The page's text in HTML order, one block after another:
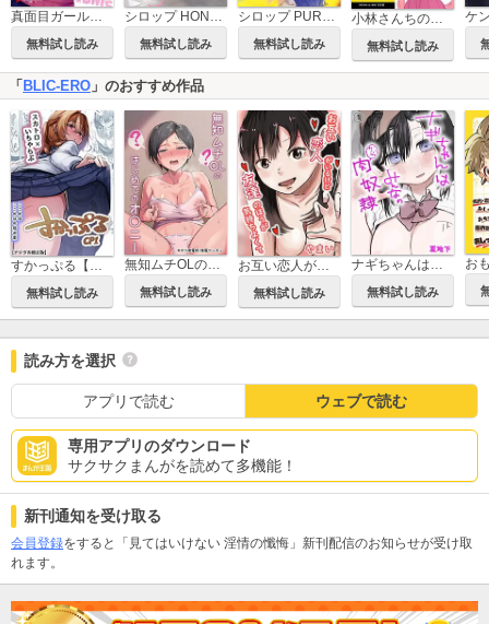
真面目ガールと青春ランジェリー
無料試し読み
シロップ HONEY 初夜百合アンソロジー
無料試し読み
シロップ PURE おねロリ百合アンソロジー
無料試し読み 無料試し読み
「BLIC-ERO 」のおすすめ作品
すかっぷる【デジタル修正版】
無料試し読み
無知ムチOLのはじめてのオナニー
無料試し読み
お互い恋人がいるけど友達のほうが気持ちよくて
無料試し読み
ナギちゃんはみんなのカノジョ
無料試し読み
読み方を選択
アプリで読む ウェブで読む
専用アプリのダウンロード
サクサクまんがを読めて多機能！
新刊通知を受け取る
会員登録をすると「見てはいけない 淫情の懺悔」新刊配信のお知らせが受け取
れます。